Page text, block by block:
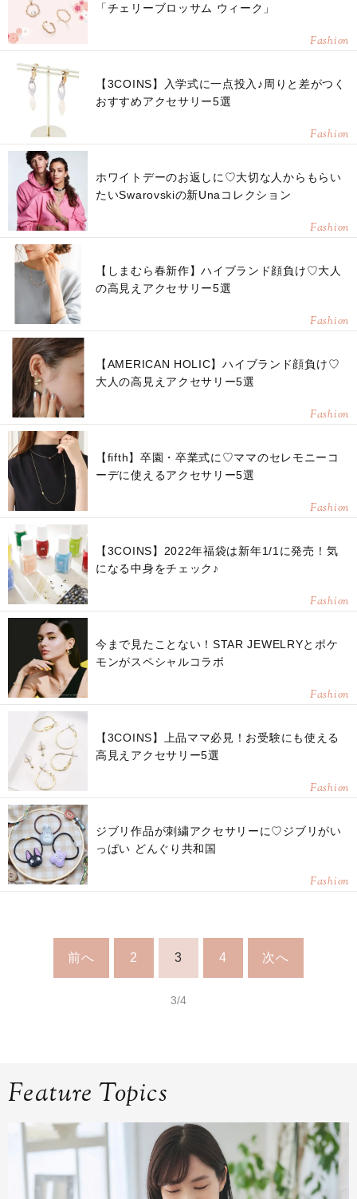
「チェリーブロッサム ウィーク」
Fashion
【3COINS】入学式に一点投入♪周りと差がつく
おすすめアクセサリー5選
Fashion
ホワイトデーのお返しに♡大切な人からもらい
たいSwarovskiの新Unaコレクション
Fashion
【しまむら春新作】ハイブランド顔負け♡大人
の高見えアクセサリー5選
Fashion
【AMERICAN HOLIC】ハイブランド顔負け♡
大人の高見えアクセサリー5選
Fashion
【fifth】卒園・卒業式に♡ママのセレモニーコ
ーデに使えるアクセサリー5選
Fashion
【3COINS】2022年福袋は新年1/1に発売！気
になる中身をチェック♪
Fashion
今まで見たことない！STAR JEWELRYとポケ
モンがスペシャルコラボ
Fashion
【3COINS】上品ママ必見！お受験にも使える
高見えアクセサリー5選
Fashion
ジブリ作品が刺繍アクセサリーに♡ジブリがい
っぱい どんぐり共和国
Fashion
前へ 2 3 4 次へ
3/4
Feature Topics